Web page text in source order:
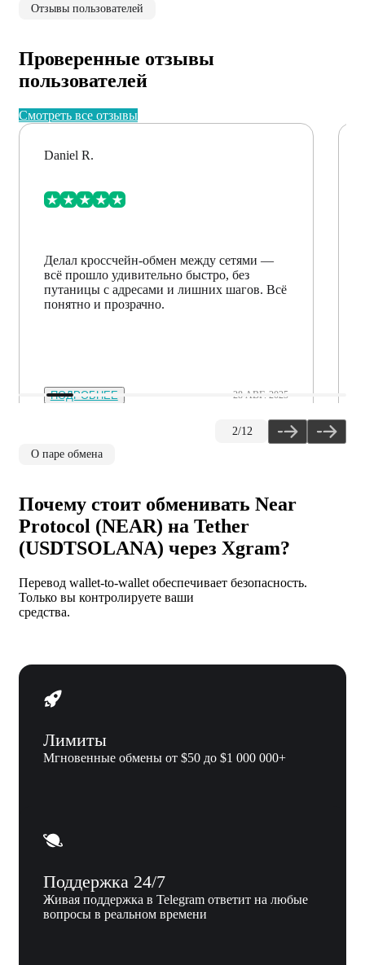
Отзывы пользователей
Проверенные отзывы
пользователей
Смотреть все отзывы
Daniel R.
Делал кроссчейн-обмен между сетями —
всё прошло удивительно быстро, без
путаницы с адресами и лишних шагов. Всё
понятно и прозрачно.
ПОДРОБНЕЕ 28 АВГ. 2025
2/12
О паре обмена
Почему стоит обменивать Near
Protocol (NEAR) на Tether
(USDTSOLANA) через Xgram?
Перевод wallet-to-wallet обеспечивает безопасность.
Только вы контролируете ваши
средства.
Лимиты
Мгновенные обмены от $50 до $1 000 000+
Поддержка 24/7
Живая поддержка в Telegram ответит на любые
вопросы в реальном времени